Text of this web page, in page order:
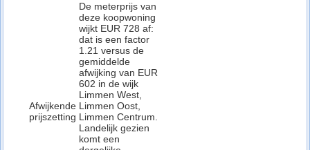
Afwijkende
prijszetting
De meterprijs van
deze koopwoning
wijkt EUR 728 af:
dat is een factor
1.21 versus de
gemiddelde
afwijking van EUR
602 in de wijk
Limmen West,
Limmen Oost,
Limmen Centrum.
Landelijk gezien
komt een